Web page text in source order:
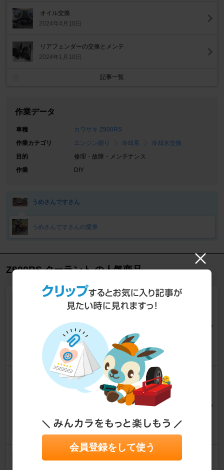
オイル交換
2024年4月10日
リアフェンダーの交換とメンテ
2024年1月10日
記事一覧
作業データ
車種
カワサキ Z900RS
作業カテゴリ
エンジン廻り 冷却系
冷却水交換
目的
修理・故障・メンテナンス
作業
DIY
うめさんですさん
うめさんですさんの愛車
Z900RS クーラント の人気商品
WAKO'S
LLC / ロングライフクーラント
ケミカル系 > クーラント
ミノルインターナショナル
SUPER THERMO LLC TYPE
R PLUS
会員登録をして使う